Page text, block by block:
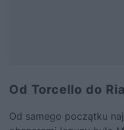
Od Torcello do
Od samego początku